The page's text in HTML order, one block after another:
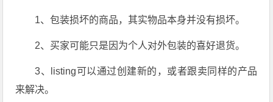
1、包装损坏的商品，其实物品本身并没有损坏。
2、买家可能只是因为个人对外包装的喜好退货。
3、listing可以通过创建新的，或者跟卖同样的产品
来解决。